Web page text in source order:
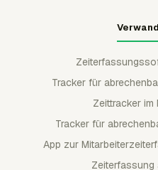
Tracker für
Zeittracker im
Tracker für
App zur
Zeiterfassung